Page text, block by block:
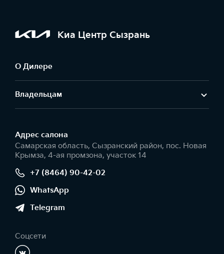
Киа Центр Сызрань
О Дилере
Владельцам
Адрес салонa
Самарская область, Сызранский район, пос. Новая
Крымза, 4-ая промзона, участок 14
+7 (8464) 90-42-02
WhatsApp
Telegram
Соцсети